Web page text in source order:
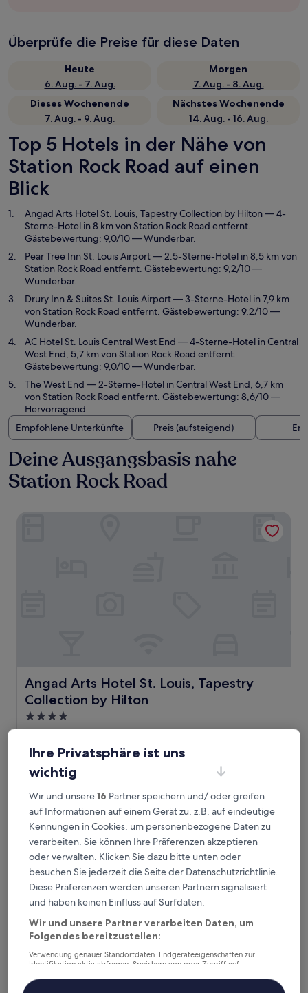
Überprüfe die Preise für diese Daten
Heute
6. Aug. - 7. Aug.
Morgen
7. Aug. - 8. Aug.
Dieses Wochenende
7. Aug. - 9. Aug.
Nächstes Wochenende
14. Aug. - 16. Aug.
Top 5 Hotels in der Nähe von
Station Rock Road auf einen
Blick
Angad Arts Hotel St. Louis, Tapestry Collection by Hilton— 4-
Sterne-Hotel in 8 km von Station Rock Road entfernt.
Gästebewertung: 9,0/10 — Wunderbar.
Pear Tree Inn St. Louis Airport— 2.5-Sterne-Hotel in 8,5 km von
Station Rock Road entfernt. Gästebewertung: 9,2/10 —
Wunderbar.
Drury Inn & Suites St. Louis Airport— 3-Sterne-Hotel in 7,9 km
von Station Rock Road entfernt. Gästebewertung: 9,2/10 —
Wunderbar.
AC Hotel St. Louis Central West End — 4-Sterne-Hotel in Central
West End, 5,7 km von Station Rock Road entfernt.
Gästebewertung: 9,0/10 — Wunderbar.
The West End — 2-Sterne-Hotel in Central West End, 6,7 km
von Station Rock Road entfernt. Gästebewertung: 8,6/10 —
Hervorragend.
Empfohlene Unterkünfte
Preis (aufsteigend)
Deine Ausgangsbasis nahe
Station Rock Road
Angad Arts Hotel St. Louis, Tapestry
Collection by Hilton
Angad Arts Hotel St. Louis, Tapestry Collection by Hilton
4.0-
Sterne-
Unterkunft
9.0
von
10,
(1.108
Bewertungen)
9,0/10 Wunderbar (1.108 Bewertungen)
beträgt
93 €
18. Aug.–19. Aug.
Angad Arts Hotel St. Louis, Tapestry Collection by Hilton
Pear Tree Inn St. Louis Airport
Pear Tree Inn St. Louis Airport
Ihre Privatsphäre ist uns
wichtig
Wir und unsere16 Partner speichern und/ oder greifen
auf Informationen auf einem Gerät zu, z.B. auf eindeutige
Kennungen in Cookies, um personenbezogene Daten zu
verarbeiten. Sie können Ihre Präferenzen akzeptieren
oder verwalten. Klicken Sie dazu bitte unten oder
besuchen Sie jederzeit die Seite der Datenschutzrichtlinie.
Diese Präferenzen werden unseren Partnern signalisiert
und haben keinen Einfluss auf Surfdaten.
Wir und unsere Partner verarbeiten Daten, um
Folgendes bereitzustellen:
Verwendung genauer Standortdaten. Endgeräteeigenschaften zur
Identifikation aktiv abfragen. Speichern von oder Zugriff auf
Inhalte, Messung von Werbeleistung und der Performance von Inhalten,